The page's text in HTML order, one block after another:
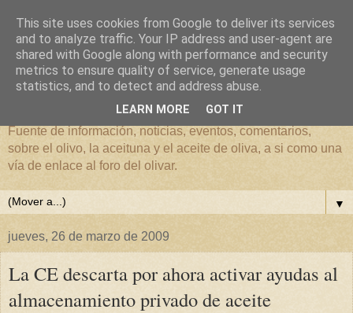
El mundo del Olivar
Fuente de información, noticias, eventos, comentarios,
sobre el olivo, la aceituna y el aceite de oliva, a si como una
vía de enlace al foro del olivar.
▼
jueves, 26 de marzo de 2009
La CE descarta por ahora activar ayudas al
almacenamiento privado de aceite
This site uses cookies from Google to deliver its services
and to analyze traffic. Your IP address and user-agent are
shared with Google along with performance and security
metrics to ensure quality of service, generate usage
statistics, and to detect and address abuse.
LEARN MORE GOT IT